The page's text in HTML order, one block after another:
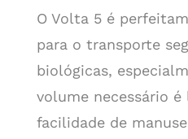
O Volta 5 é
para o transporte
biológicas,
volume necessário
facilidade de